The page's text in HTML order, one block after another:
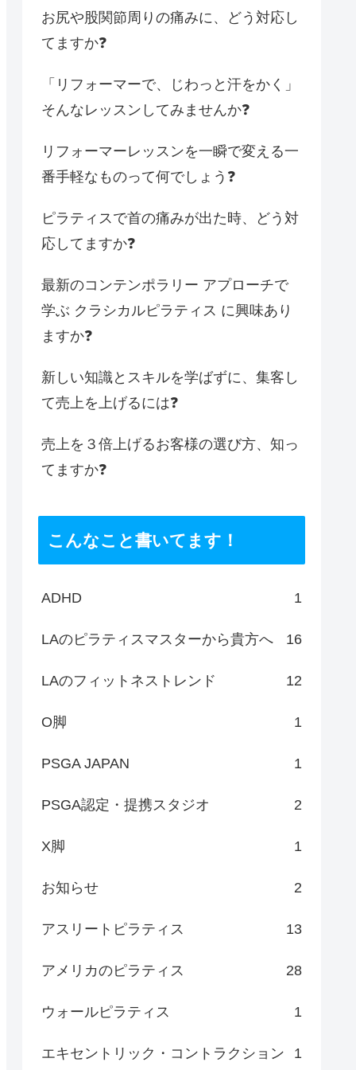
お尻や股関節周りの痛みに、どう対応し
てますか❓
「リフォーマーで、じわっと汗をかく」
そんなレッスンしてみませんか❓
リフォーマーレッスンを一瞬で変える一
番手軽なものって何でしょう❓
ピラティスで首の痛みが出た時、どう対
応してますか❓
最新のコンテンポラリー アプローチで
学ぶ クラシカルピラティス に興味あり
ますか❓
新しい知識とスキルを学ばずに、集客し
て売上を上げるには❓
売上を３倍上げるお客様の選び方、知っ
てますか❓
こんなこと書いてます！
ADHD 1
LAのピラティスマスターから貴方へ 16
LAのフィットネストレンド 12
O脚 1
PSGA JAPAN 1
PSGA認定・提携スタジオ 2
X脚 1
お知らせ 2
アスリートピラティス 13
アメリカのピラティス 28
ウォールピラティス 1
エキセントリック・コントラクション 1